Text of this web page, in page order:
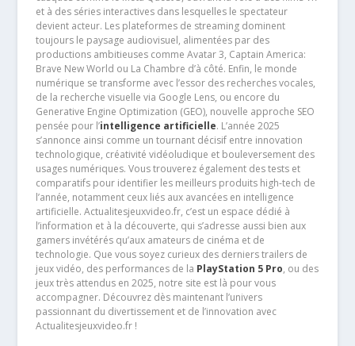
et à des séries interactives dans lesquelles le spectateur
devient acteur. Les plateformes de streaming dominent
toujours le paysage audiovisuel, alimentées par des
productions ambitieuses comme Avatar 3, Captain America:
Brave New World ou La Chambre d’à côté. Enfin, le monde
numérique se transforme avec l’essor des recherches vocales,
de la recherche visuelle via Google Lens, ou encore du
Generative Engine Optimization (GEO), nouvelle approche SEO
pensée pour l’intelligence artificielle. L’année 2025
s’annonce ainsi comme un tournant décisif entre innovation
technologique, créativité vidéoludique et bouleversement des
usages numériques. Vous trouverez également des tests et
comparatifs pour identifier les meilleurs produits high-tech de
l’année, notamment ceux liés aux avancées en intelligence
artificielle. Actualitesjeuxvideo.fr, c’est un espace dédié à
l’information et à la découverte, qui s’adresse aussi bien aux
gamers invétérés qu’aux amateurs de cinéma et de
technologie. Que vous soyez curieux des derniers trailers de
jeux vidéo, des performances de la PlayStation 5 Pro, ou des
jeux très attendus en 2025, notre site est là pour vous
accompagner. Découvrez dès maintenant l’univers
passionnant du divertissement et de l’innovation avec
Actualitesjeuxvideo.fr !